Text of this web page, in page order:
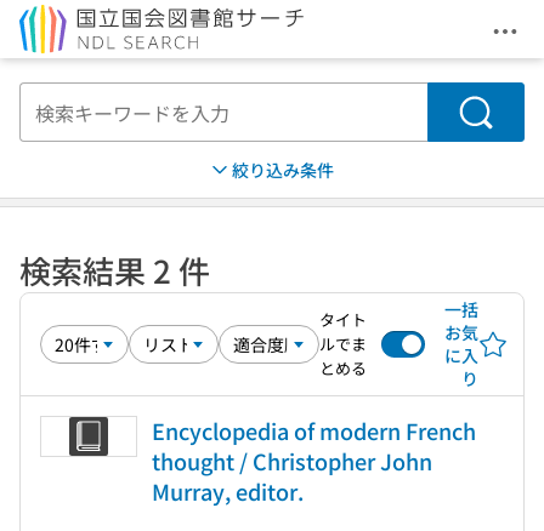
メ
検索
絞り込み条件
検索結果 2 件
タイト
ルでま
とめる
一括
お気
に入
り
Encyclopedia of modern French
thought / Christopher John
Murray, editor.